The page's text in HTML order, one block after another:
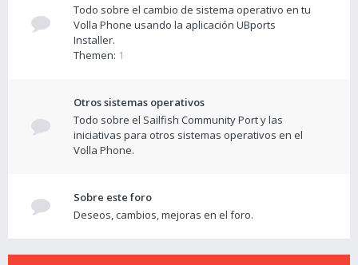
Todo sobre el cambio de sistema operativo en tu
Volla Phone usando la aplicación UBports
Installer.
Themen: 1
Otros sistemas operativos
Todo sobre el Sailfish Community Port y las
iniciativas para otros sistemas operativos en el
Volla Phone.
Sobre este foro
Deseos, cambios, mejoras en el foro.